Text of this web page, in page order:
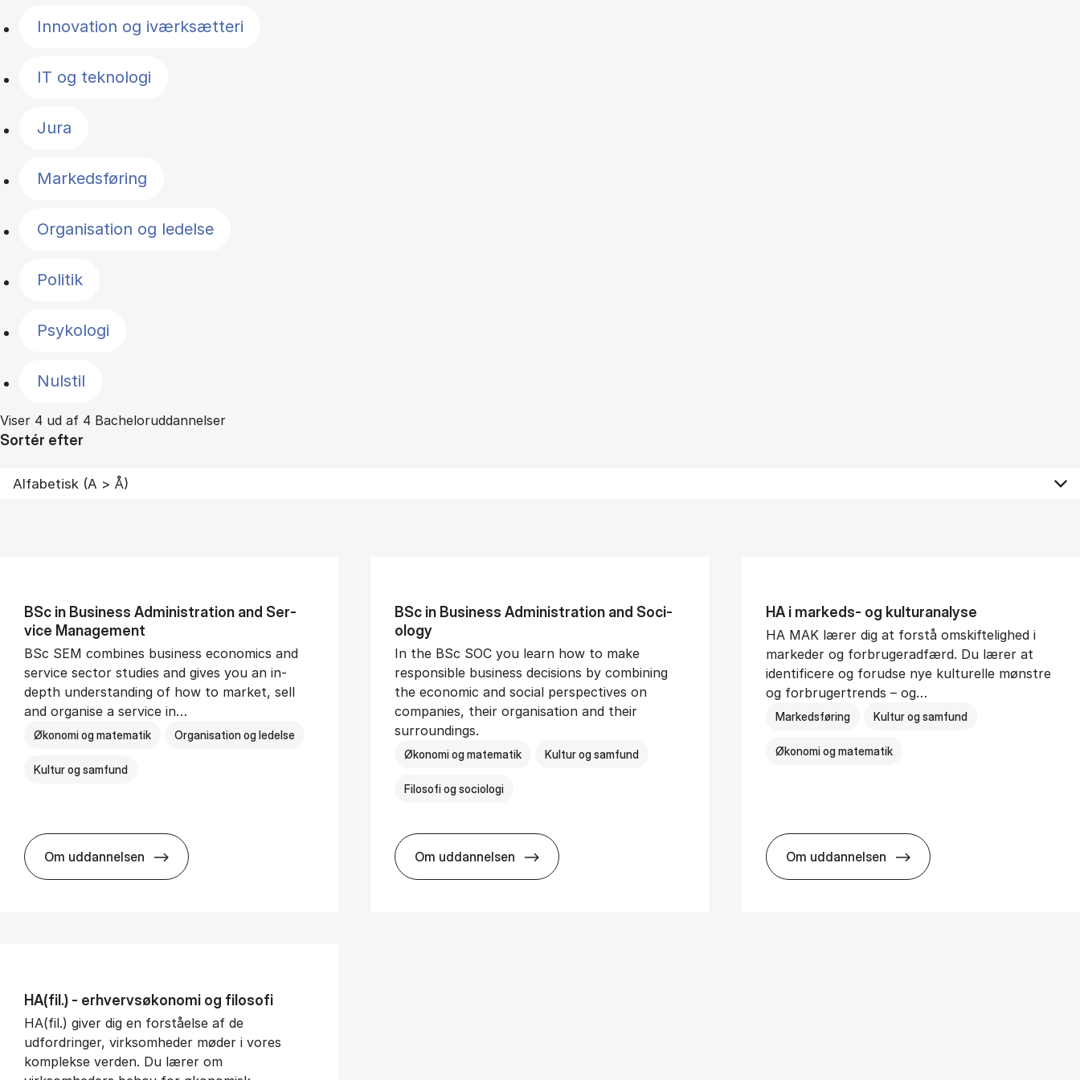
Innovation og iværksætteri
IT og teknologi
Jura
Markedsføring
Organisation og ledelse
Politik
Psykologi
Nulstil
Viser 4 ud af 4 Bacheloruddannelser
Sortér efter
BSc in Busi­ness Ad­min­is­tra­tion and Ser­
vice Man­age­ment
BSc SEM combines business economics and
service sector studies and gives you an in-
depth understanding of how to market, sell
and organise a service in…
Økonomi og matematik Organisation og ledelse
Kultur og samfund
Om uddannelsen
BSc in Busi­ness Ad­min­is­tra­tion and Ser­vice Man­age­ment
BSc in Busi­ness Ad­min­is­tra­tion and So­ci­
ology
In the BSc SOC you learn how to make
responsible business decisions by combining
the economic and social perspectives on
companies, their organisation and their
surroundings.
Økonomi og matematik Kultur og samfund
Filosofi og sociologi
Om uddannelsen
BSc in Busi­ness Ad­min­is­tra­tion and So­ci­ology
HA i mar­keds- og kul­tu­r­a­na­ly­se
HA MAK lærer dig at forstå omskiftelighed i
markeder og forbrugeradfærd. Du lærer at
identificere og forudse nye kulturelle mønstre
og forbrugertrends – og…
Markedsføring Kultur og samfund
Økonomi og matematik
Om uddannelsen
HA i mar­keds- og kul­tu­r­a­na­ly­se
HA(fil.) - erhvervs­økonomi og fi­lo­so­fi
HA(fil.) giver dig en forståelse af de
udfordringer, virksomheder møder i vores
komplekse verden. Du lærer om